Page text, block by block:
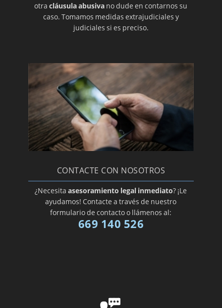
otra cláusula abusiva no dude en contarnos su
caso. Tomamos medidas extrajudiciales y
judiciales si es preciso.
CONTACTE CON NOSOTROS
¿Necesitaasesoramiento legal inmediato? ¡Le
ayudamos! Contacte a través de nuestro
formulario de contacto o llámenos al:
669 140 526